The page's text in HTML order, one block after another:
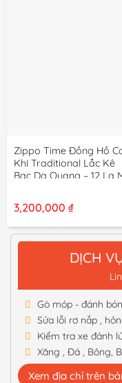
Zippo Time Đồng Hồ
Khí Traditional Lắc Kê
Bạc Dạ Quang – 12 La
3,200,000 ₫
DỊCH
Gò móp - đánh
Sửa lỗi rơ nắp ,
Kiểm tra xe đánh
Xăng , Đá , Bông,
Xem địa chỉ trên